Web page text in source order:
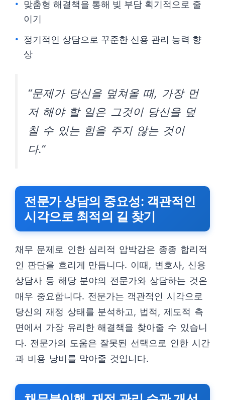
맞춤형 해결책을 통해 빚 부담 획기적으로 줄
이기
정기적인 상담으로 꾸준한 신용 관리 능력 향
상
“문제가 당신을 덮쳐올 때, 가장 먼
저 해야 할 일은 그것이 당신을 덮
칠 수 있는 힘을 주지 않는 것이
다.”
전문가 상담의 중요성: 객관적인
시각으로 최적의 길 찾기
채무 문제로 인한 심리적 압박감은 종종 합리적
인 판단을 흐리게 만듭니다. 이때, 변호사, 신용
상담사 등 해당 분야의 전문가와 상담하는 것은
매우 중요합니다. 전문가는 객관적인 시각으로
당신의 재정 상태를 분석하고, 법적, 제도적 측
면에서 가장 유리한 해결책을 찾아줄 수 있습니
다. 전문가의 도움은 잘못된 선택으로 인한 시간
과 비용 낭비를 막아줄 것입니다.